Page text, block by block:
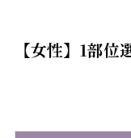
【女性】1部位